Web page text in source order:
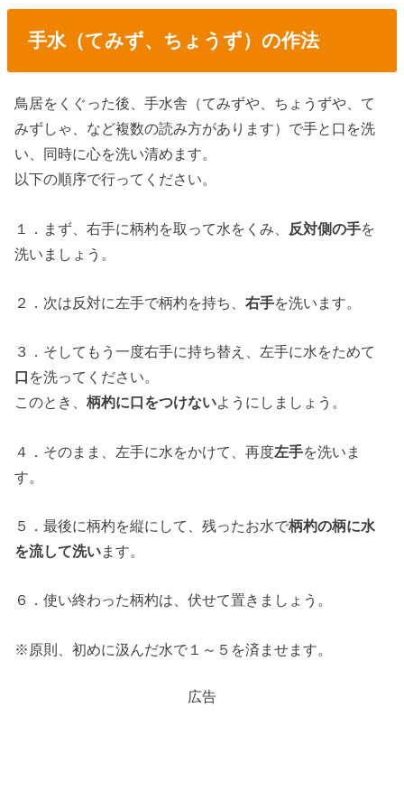
手水（てみず、ちょうず）の作法
鳥居をくぐった後、手水舎（てみずや、ちょうずや、て
みずしゃ、など複数の読み方があります）で手と口を洗
い、同時に心を洗い清めます。
以下の順序で行ってください。
１．まず、右手に柄杓を取って水をくみ、 反対側の手を
洗いましょう。
２．次は反対に左手で柄杓を持ち、右手を洗います。
３．そしてもう一度右手に持ち替え、左手に水をためて
口 を洗ってください。
このとき、柄杓に口をつけないようにしましょう。
４．そのまま、左手に水をかけて、再度左手を洗いま
す。
５．最後に柄杓を縦にして、残ったお水で柄杓の柄に水
を流して洗います。
６．使い終わった柄杓は、伏せて置きましょう。
※原則、初めに汲んだ水で１～５を済ませます。
広告